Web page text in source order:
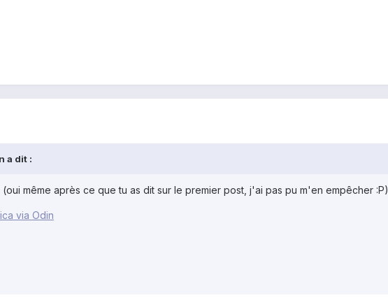
a dit :
même après ce que tu as dit sur le premier post, j'ai pas pu m'en empêcher :P)
via Odin